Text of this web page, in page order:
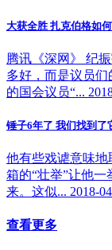
大获全胜 扎克伯格如
腾讯《深网》 纪
多好，而是议员
的国会议员“...
锤子6年了 我们找到了
他有些戏谑意味地
箱的“壮举”让他
来。这似... 2018-
查看更多